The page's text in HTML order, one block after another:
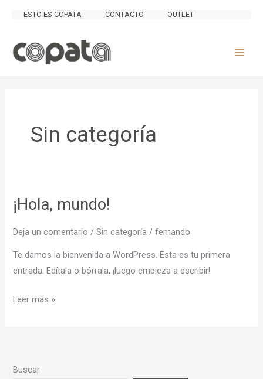
ESTO ES COPATA CONTACTO OUTLET
Sin categoría
¡Hola, mundo!
Deja un comentario /Sin categoría /fernando
Te damos la bienvenida a WordPress. Esta es tu primera
entrada. Edítala o bórrala, ¡luego empieza a escribir!
¡Hola,
Leer más »
Buscar